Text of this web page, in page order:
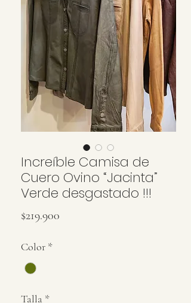
Increíble Camisa de
Cuero Ovino “Jacinta”
Verde desgastado !!!
$219.900
Color *
Talla *